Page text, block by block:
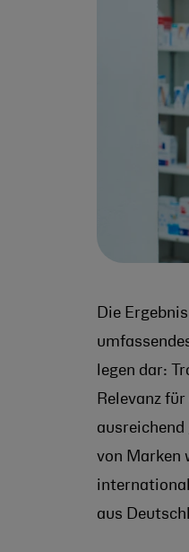
Die
legen dar:
Relevanz
von Marken
aus